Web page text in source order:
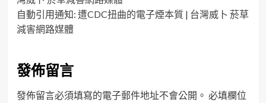
自動引用通知: 遭CDC扭曲的電子煙本質 | 台灣威卜 菸草
減害網路媒體
發佈留言
發佈留言必須填寫的電子郵件地址不會公開。 必填欄位